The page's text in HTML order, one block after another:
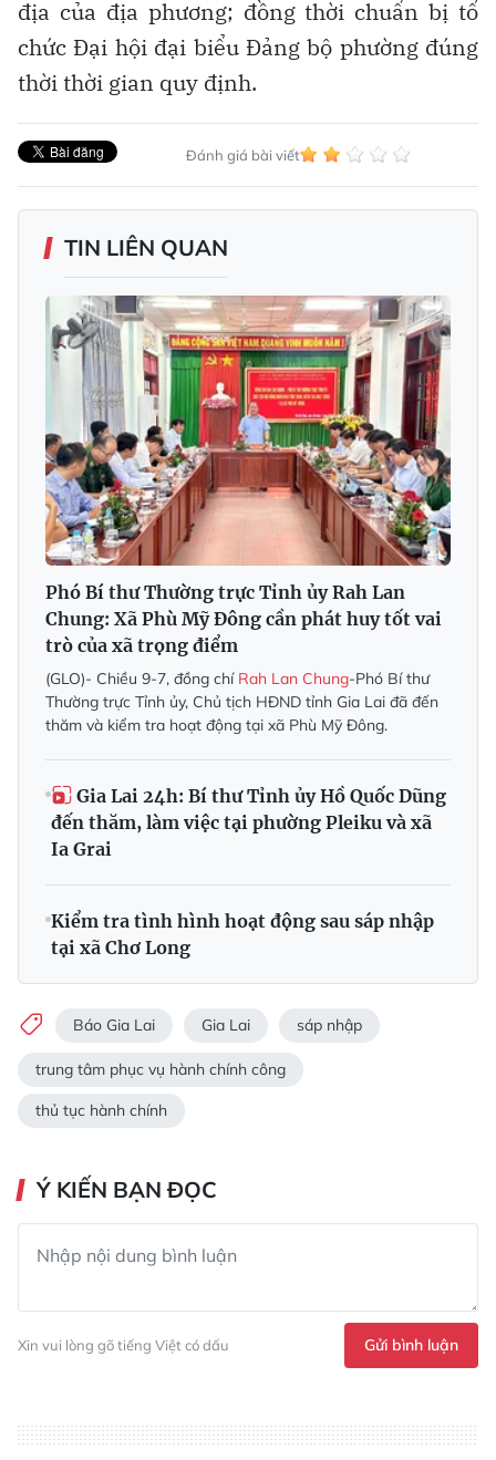
địa của địa phương; đồng thời chuẩn bị tổ
chức Đại hội đại biểu Đảng bộ phường đúng
thời thời gian quy định.
Đánh giá bài viết
TIN LIÊN QUAN
Phó Bí thư Thường trực Tỉnh ủy Rah Lan
Chung: Xã Phù Mỹ Đông cần phát huy tốt vai
trò của xã trọng điểm
(GLO)- Chiều 9-7, đồng chí Rah Lan Chung-Phó Bí thư
Thường trực Tỉnh ủy, Chủ tịch HĐND tỉnh Gia Lai đã đến
thăm và kiểm tra hoạt động tại xã Phù Mỹ Đông.
Gia Lai 24h: Bí thư Tỉnh ủy Hồ Quốc Dũng
đến thăm, làm việc tại phường Pleiku và xã
Ia Grai
Kiểm tra tình hình hoạt động sau sáp nhập
tại xã Chơ Long
Báo Gia Lai Gia Lai sáp nhập
trung tâm phục vụ hành chính công
thủ tục hành chính
Ý KIẾN BẠN ĐỌC
Xin vui lòng gõ tiếng Việt có dấu Gửi bình luận